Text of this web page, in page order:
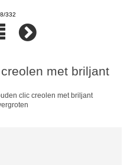
332
met briljant